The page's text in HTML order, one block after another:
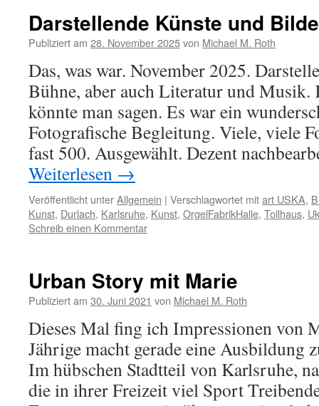
Darstellende Künste und
Publiziert am 28. November 2025von Michael M. Roth
Das, was war. November 2025.
Bühne, aber auch Literatur und Musik.
könnte man sagen. Es war ein
Fotografische Begleitung. Viele, viele
fast 500. Ausgewählt. Dezent
Weiterlesen →
Veröffentlicht unterAllgemein | Verschlagwortet mitart USKA,
Kunst, Durlach, Karlsruhe, Kunst, OrgelFabrikHalle, Tollhaus,
Schreib einen Kommentar
Urban Story mit Marie
Publiziert am 30. Juni 2021 von Michael M. Roth
Dieses Mal fing ich Impressionen von
Jährige macht gerade eine
Im hübschen Stadtteil von Karlsruhe,
die in ihrer Freizeit viel Sport